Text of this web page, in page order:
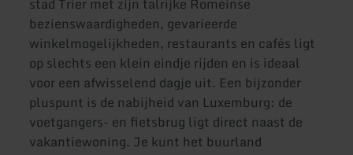
bezienswaardigheden, gevarieerde
winkelmogelijkheden, restaurants en cafés ligt
op slechts een klein eindje rijden en is ideaal
voor een afwisselend dagje uit. Een bijzonder
pluspunt is de nabijheid van Luxemburg: de
voetgangers- en fietsbrug ligt direct naast de
vakantiewoning. Je kunt het buurland